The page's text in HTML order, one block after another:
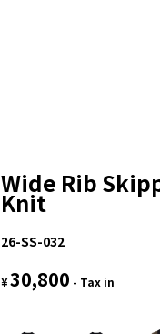
Wide Rib
Knit
26-SS-032
¥30,800 - Tax in